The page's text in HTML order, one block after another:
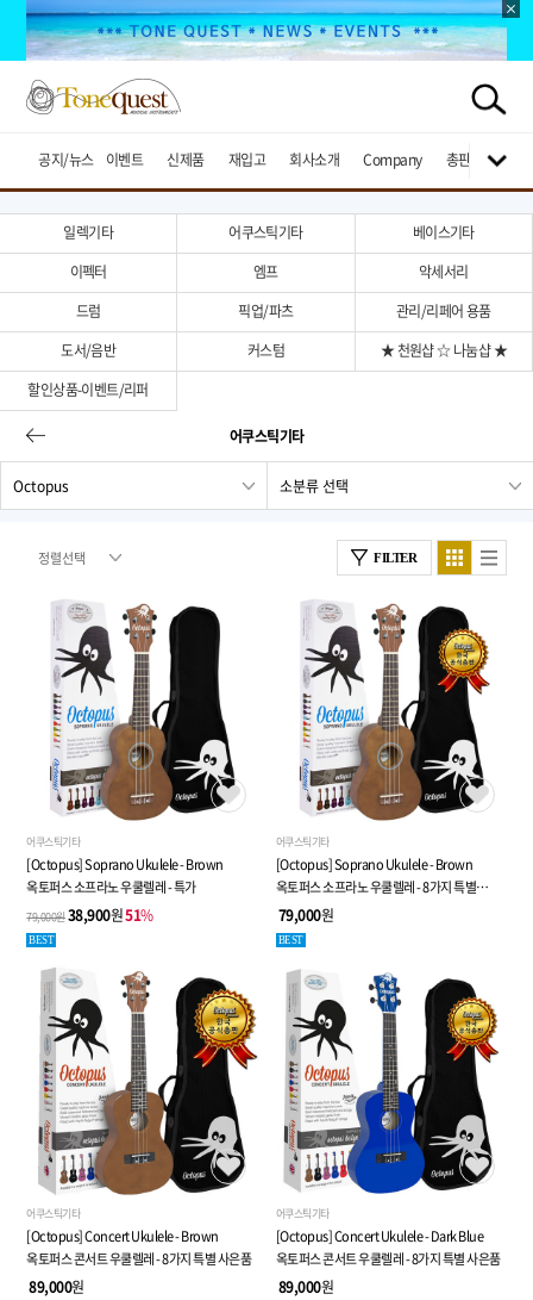
공지/뉴스 이벤트 신제품 재입고 회사소개 Company 총판브랜드
일렉기타 어쿠스틱기타
베이스기타
이펙터
엠프
악세서리
드럼
픽업/파츠
관리/리페어 용품
도서/음반
커스텀
★ 천원샵 ☆ 나눔샵 ★
할인상품-이벤트/리퍼
어쿠스틱기타
FILTER
어쿠스틱기타
[Octopus] Soprano Ukulele - Brown
옥토퍼스 소프라노 우쿨렐레 - 특가
79,000원38,900원51%
BEST
어쿠스틱기타
[Octopus] Soprano Ukulele - Brown
옥토퍼스 소프라노 우쿨렐레 - 8가지 특별
사은품
79,000원
BEST
어쿠스틱기타
[Octopus] Concert Ukulele - Brown
옥토퍼스 콘서트 우쿨렐레 - 8가지 특별 사은품
89,000원
어쿠스틱기타
[Octopus] Concert Ukulele - Dark Blue
옥토퍼스 콘서트 우쿨렐레 - 8가지 특별 사은품
89,000원